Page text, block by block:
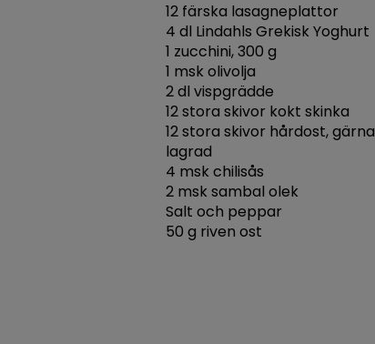
12 färska lasagneplattor
4 dl Lindahls Grekisk Yoghurt
1 zucchini, 300 g
1 msk olivolja
2 dl vispgrädde
12 stora skivor kokt skinka
12 stora skivor hårdost, gärna
lagrad
4 msk chilisås
2 msk sambal olek
Salt och peppar
50 g riven ost